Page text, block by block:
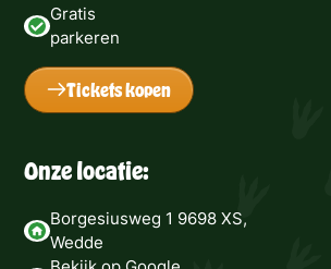
Gratis
parkeren
Tickets kopen
Onze locatie:
Borgesiusweg 1 9698 XS,
Wedde